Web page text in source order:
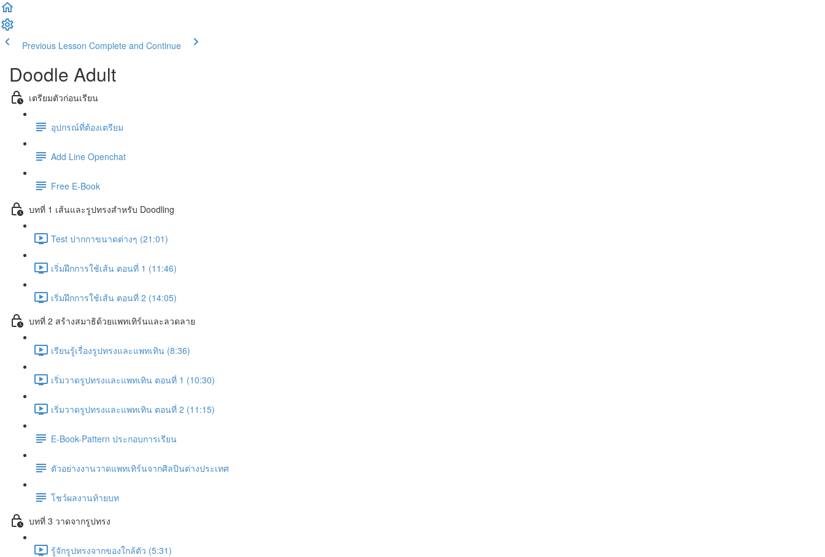
Previous Lesson Complete and Continue
Doodle Adult
เตรียมตัวก่อนเรียน
อุปกรณ์ที่ต้องเตรียม
Add Line Openchat
Free E-Book
บทที่ 1 เส้นและรูปทรงสำหรับ Doodling
Test ปากกาขนาดต่างๆ (21:01)
เริ่มฝึกการใช้เส้น ตอนที่ 1 (11:46)
เริ่มฝึกการใช้เส้น ตอนที่ 2 (14:05)
บทที่ 2 สร้างสมาธิด้วยแพทเทิร์นและลวดลาย
เรียนรู้เรื่องรูปทรงและแพทเทิน (8:36)
เริ่มวาดรูปทรงและแพทเทิน ตอนที่ 1 (10:30)
เริ่มวาดรูปทรงและแพทเทิน ตอนที่ 2 (11:15)
E-Book-Pattern ประกอบการเรียน
ตัวอย่างงานวาดแพทเทิร์นจากศิลปินต่างประเทศ
โชว์ผลงานท้ายบท
บทที่ 3 วาดจากรูปทรง
รู้จักรูปทรงจากของใกล้ตัว (5:31)